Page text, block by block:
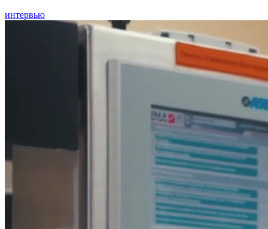
интервью